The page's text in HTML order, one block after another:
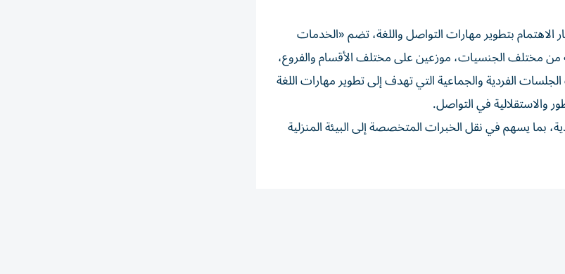
بتطوير مهارات التواصل واللغة، تضم «الخدمات
واختصاصية نطق ولغة من مختلف الجنسيات، موزعين على مختلف الأقسام والفروع،
الفردية والجماعية التي تهدف إلى تطوير مهارات اللغة
في التواصل.
يسهم في نقل الخبرات المتخصصة إلى البيئة المنزلية